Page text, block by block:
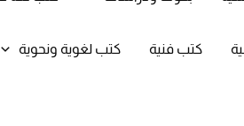
كتب فنية كتب لغوية ونحوية